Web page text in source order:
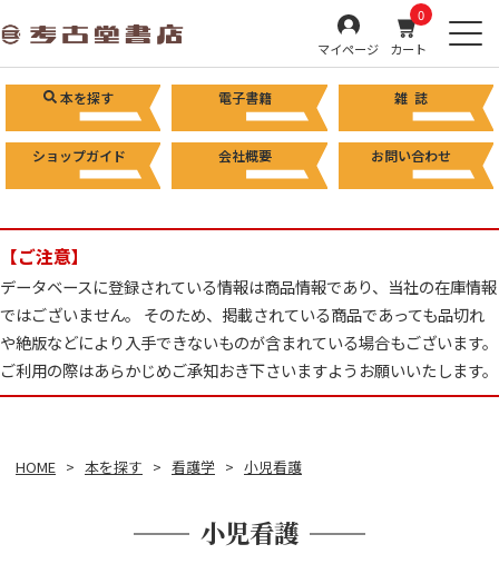
マイページ カート
0
本を探す 電子書籍 雑 誌
ショップガイド 会社概要 お問い合わせ
【ご注意】
データベースに登録されている情報は商品情報であり、当社の在庫情報
ではございません。 そのため、掲載されている商品であっても品切れ
や絶版などにより入手できないものが含まれている場合もございます。
ご利用の際はあらかじめご承知おき下さいますようお願いいたします。
HOME 本を探す 看護学 小児看護
小児看護